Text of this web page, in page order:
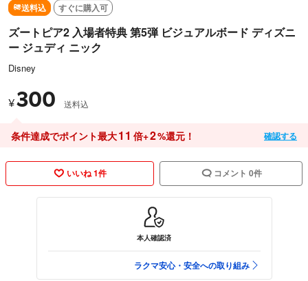
送料込 すぐに購入可
ズートピア2 入場者特典 第5弾 ビジュアルボード ディズニ
ー ジュディ ニック
Disney
¥300 送料込
条件達成でポイント最大11 倍+2%還元！ 確認する
いいね 1件 コメント 0件
本人確認済
ラクマ安心・安全への取り組み